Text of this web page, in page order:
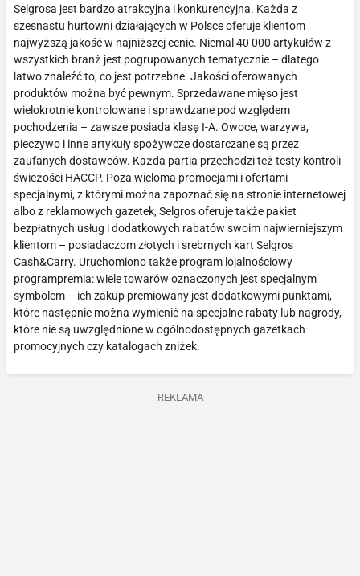
Selgrosa jest bardzo atrakcyjna i konkurencyjna. Każda z
szesnastu hurtowni działających w Polsce oferuje klientom
najwyższą jakość w najniższej cenie. Niemal 40 000 artykułów z
wszystkich branż jest pogrupowanych tematycznie – dlatego
łatwo znaleźć to, co jest potrzebne. Jakości oferowanych
produktów można być pewnym. Sprzedawane mięso jest
wielokrotnie kontrolowane i sprawdzane pod względem
pochodzenia – zawsze posiada klasę I-A. Owoce, warzywa,
pieczywo i inne artykuły spożywcze dostarczane są przez
zaufanych dostawców. Każda partia przechodzi też testy kontroli
świeżości HACCP. Poza wieloma promocjami i ofertami
specjalnymi, z którymi można zapoznać się na stronie internetowej
albo z reklamowych gazetek, Selgros oferuje także pakiet
bezpłatnych usług i dodatkowych rabatów swoim najwierniejszym
klientom – posiadaczom złotych i srebrnych kart Selgros
Cash&Carry. Uruchomiono także program lojalnościowy
programpremia: wiele towarów oznaczonych jest specjalnym
symbolem – ich zakup premiowany jest dodatkowymi punktami,
które następnie można wymienić na specjalne rabaty lub nagrody,
które nie są uwzględnione w ogólnodostępnych gazetkach
promocyjnych czy katalogach zniżek.
REKLAMA